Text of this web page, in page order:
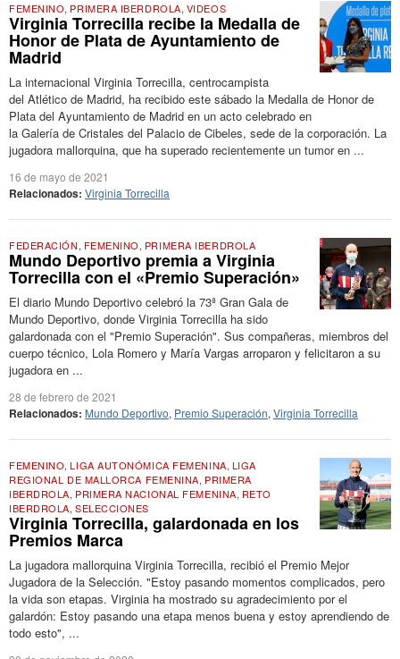
FEMENINO, PRIMERA IBERDROLA, VIDEOS
Virginia Torrecilla recibe la Medalla de
Honor de Plata de Ayuntamiento de
Madrid
La internacional Virginia Torrecilla, centrocampista
del Atlético de Madrid, ha recibido este sábado la Medalla de Honor de
Plata del Ayuntamiento de Madrid en un acto celebrado en
la Galería de Cristales del Palacio de Cibeles, sede de la corporación. La
jugadora mallorquina, que ha superado recientemente un tumor en ...
16 de mayo de 2021
Relacionados: Virginia Torrecilla
FEDERACIÓN, FEMENINO, PRIMERA IBERDROLA
Mundo Deportivo premia a Virginia
Torrecilla con el «Premio Superación»
El diario Mundo Deportivo celebró la 73ª Gran Gala de
Mundo Deportivo, donde Virginia Torrecilla ha sido
galardonada con el "Premio Superación". Sus compañeras, miembros del
cuerpo técnico, Lola Romero y María Vargas arroparon y felicitaron a su
jugadora en ...
28 de febrero de 2021
Relacionados: Mundo Deportivo, Premio Superación, Virginia Torrecilla
FEMENINO,LIGA AUTONÓMICA FEMENINA, LIGA
REGIONAL DE MALLORCA FEMENINA, PRIMERA
IBERDROLA, PRIMERA NACIONAL FEMENINA, RETO
IBERDROLA, SELECCIONES
Virginia Torrecilla, galardonada en los
Premios Marca
La jugadora mallorquina Virginia Torrecilla, recibió el Premio Mejor
Jugadora de la Selección. "Estoy pasando momentos complicados, pero
la vida son etapas. Virginia ha mostrado su agradecimiento por el
galardón: Estoy pasando una etapa menos buena y estoy aprendiendo de
todo esto", ...